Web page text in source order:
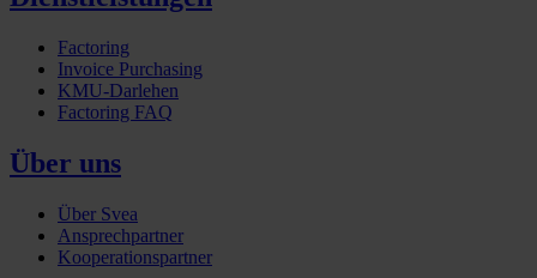
Factoring
Invoice Purchasing
KMU-Darlehen
Factoring FAQ
Über uns
Über Svea
Ansprechpartner
Kooperationspartner